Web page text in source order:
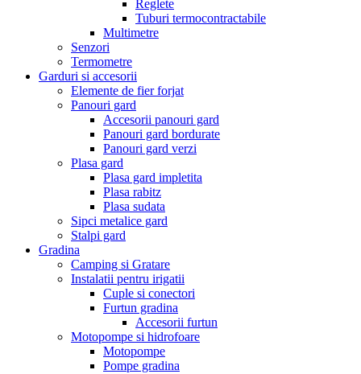
Reglete
Tuburi termocontractabile
Multimetre
Senzori
Termometre
Garduri si accesorii
Elemente de fier forjat
Panouri gard
Accesorii panouri gard
Panouri gard bordurate
Panouri gard verzi
Plasa gard
Plasa gard impletita
Plasa rabitz
Plasa sudata
Sipci metalice gard
Stalpi gard
Gradina
Camping si Gratare
Instalatii pentru irigatii
Cuple si conectori
Furtun gradina
Accesorii furtun
Motopompe si hidrofoare
Motopompe
Pompe gradina